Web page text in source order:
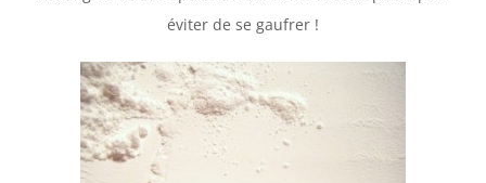
éviter de se gaufrer !